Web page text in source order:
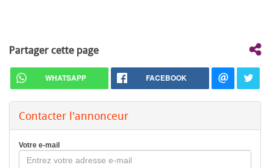
Partager cette page
WHATSAPP FACEBOOK
Contacter l'annonceur
Votre e-mail